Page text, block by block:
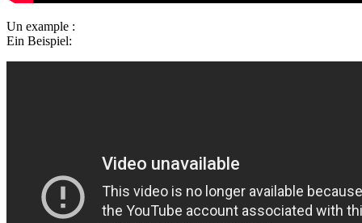
Un example :
Ein Beispiel: